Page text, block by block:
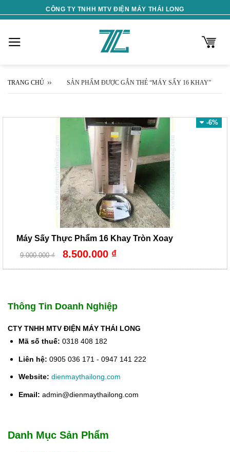
to
CÔNG TY TNHH MTV ĐIỆN MÁY THÁI LONG
TRANG CHỦ SẢN PHẨM ĐƯỢC GẮN THẺ “MÁY SẤY 16 KHAY”
-6%
Máy Sấy Thực Phẩm 16 Khay Tròn Xoay
9.000.000₫
Giá
gốc
9.000.000 ₫.
8.500.000 ₫Giá
hiện
là:
Thông Tin Doanh Nghiệp
CTY TNHH MTV ĐIỆN MÁY THÁI LONG
Mã số thuế: 0318 408 182
Liên hệ: 0905 036 171 - 0947 141 222
Website: dienmaythailong.com
Email: admin@dienmaythailong.com
Danh Mục Sản Phẩm